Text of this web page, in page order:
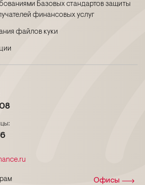
Базовых стандартов защиты
финансовых услуг
файлов куки
Офисы